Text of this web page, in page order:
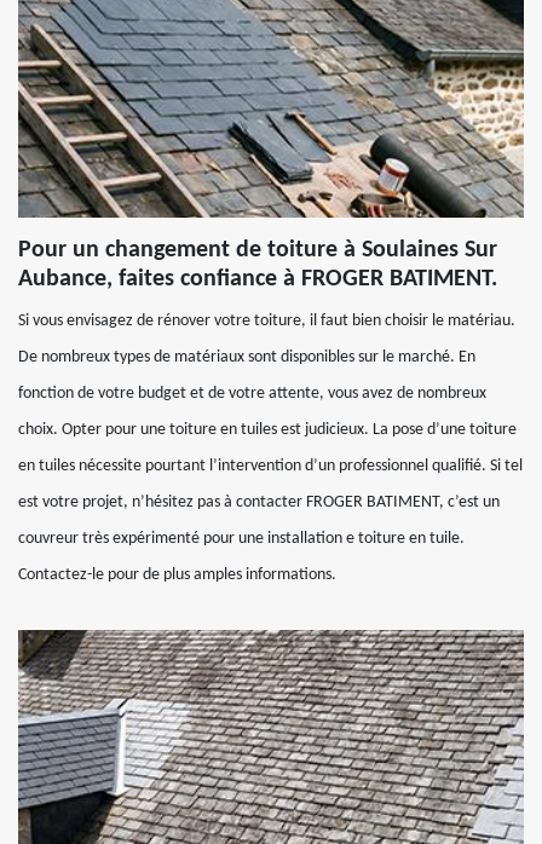
Pour un changement de toiture à Soulaines Sur
Aubance, faites confiance à FROGER BATIMENT.
Si vous envisagez de rénover votre toiture, il faut bien choisir le matériau.
De nombreux types de matériaux sont disponibles sur le marché. En
fonction de votre budget et de votre attente, vous avez de nombreux
choix. Opter pour une toiture en tuiles est judicieux. La pose d’une toiture
en tuiles nécessite pourtant l’intervention d’un professionnel qualifié. Si tel
est votre projet, n’hésitez pas à contacter FROGER BATIMENT, c’est un
couvreur très expérimenté pour une installation e toiture en tuile.
Contactez-le pour de plus amples informations.